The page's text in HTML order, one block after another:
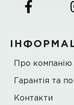
Про компанію
Гарантія та
Контакти